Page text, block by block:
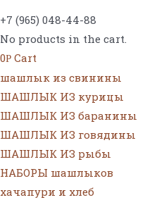
+7 (965) 048-44-88
No products in the cart.
0Р Cart
шашлык из свинины
ШАШЛЫК ИЗ курицы
ШАШЛЫК ИЗ баранины
ШАШЛЫК ИЗ говядины
ШАШЛЫК ИЗ рыбы
НАБОРЫ шашлыков
хачапури и хлеб